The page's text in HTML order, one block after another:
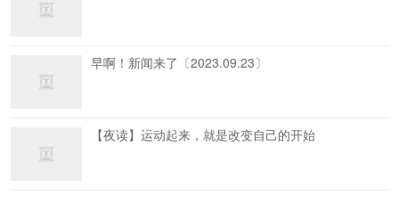
早啊！新闻来了〔2023.09.23〕
【夜读】运动起来，就是改变自己的开始